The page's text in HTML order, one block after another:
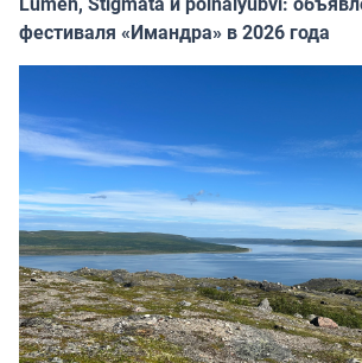
фестиваля «Имандра» в 2026 года